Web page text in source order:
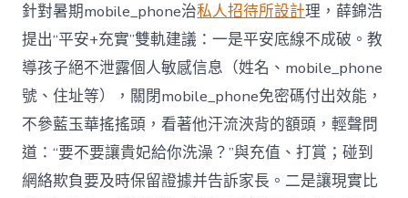
針對暑期mobile_phone治私人招待所設計理，薛錦浩
提出“平安+充實”雙軌建議：一是平安底線不成破。教
導孩子絕不泄露個人敏感信息（姓名、mobile_phone
號、住址等），關閉mobile_phone免密碼付出效能，
不參藍玉華搖搖頭，看著他汗流浹背的額頭，輕聲問
道：“要不要讓貴妃給你洗澡？”與充值、打賞；碰到
網絡欺負要及時保留證據并告訴家長。二是讓現實比